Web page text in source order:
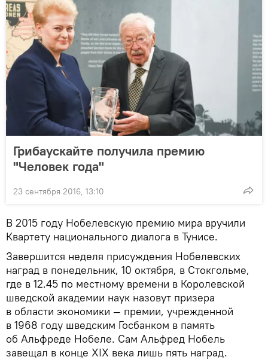
Грибаускайте получила премию
"Человек года"
23 сентября 2016, 13:10
В 2015 году Нобелевскую премию мира вручили
Квартету национального диалога в Тунисе.
Завершится неделя присуждения Нобелевских
наград в понедельник, 10 октября, в Стокгольме,
где в 12.45 по местному времени в Королевской
шведской академии наук назовут призера
в области экономики — премии, учрежденной
в 1968 году шведским Госбанком в память
об Альфреде Нобеле. Сам Альфред Нобель
завещал в конце XIX века лишь пять наград.